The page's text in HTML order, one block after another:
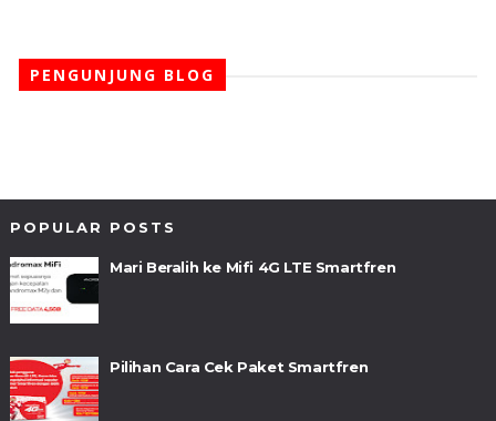
PENGUNJUNG BLOG
POPULAR POSTS
Mari Beralih ke Mifi 4G LTE Smartfren
Pilihan Cara Cek Paket Smartfren